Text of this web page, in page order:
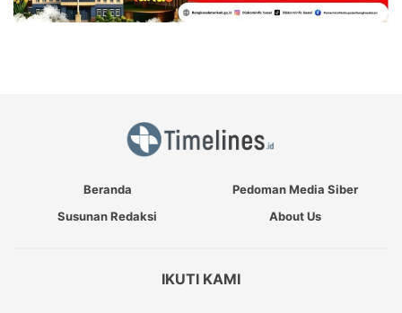
Beranda
Pedoman Media Siber
Susunan Redaksi
About Us
IKUTI KAMI